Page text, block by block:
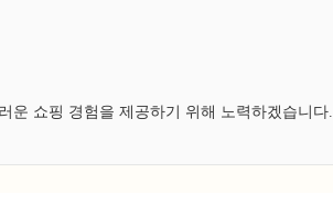
운 쇼핑 경험을 제공하기 위해 노력하겠습니다.